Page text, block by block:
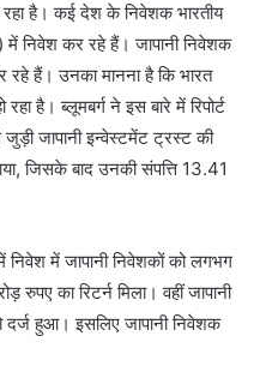
रहा है। कई देश के निवेशक भारतीय
निवेश कर रहे हैं। जापानी निवेशक
रहे हैं। उनका मानना है कि भारत
है। ब्लूमबर्ग ने इस बारे में रिपोर्ट
जापानी इन्वेस्टमेंट ट्रस्ट की
जिसके बाद उनकी संपत्ति 13.41
में जापानी निवेशकों को लगभग
का रिटर्न मिला। वहीं जापानी
हुआ। इसलिए जापानी निवेशक